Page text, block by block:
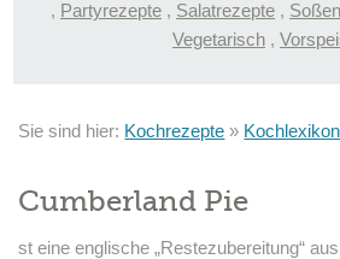
, Partyrezepte , Salatrezepte , Soßen
Vegetarisch ,
Sie sind hier: Kochrezepte » Kochlexikon
Cumberland Pie
st eine englische „Restezubereitung“